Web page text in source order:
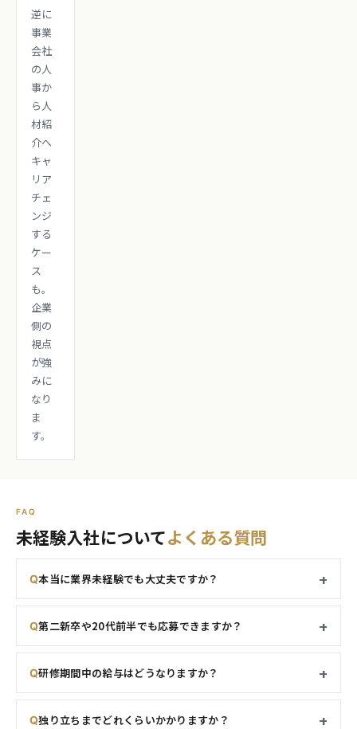
逆に
事業
会社
の人
事か
ら人
材紹
介へ
キャ
リア
チェ
ンジ
する
ケー
ス
も。
企業
側の
視点
が強
みに
なり
ま
す。
FAQ
未経験入社についてよくある質問
本当に業界未経験でも大丈夫ですか？
第二新卒や20代前半でも応募できますか？
研修期間中の給与はどうなりますか？
独り立ちまでどれくらいかかりますか？